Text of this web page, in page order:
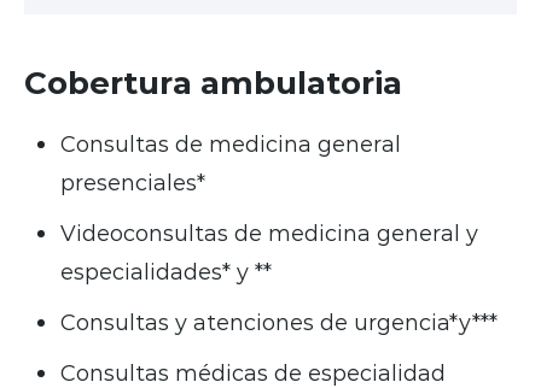
Cobertura ambulatoria
Consultas de medicina general
presenciales*
Videoconsultas de medicina general y
especialidades* y **
Consultas y atenciones de urgencia*y***
Consultas médicas de especialidad